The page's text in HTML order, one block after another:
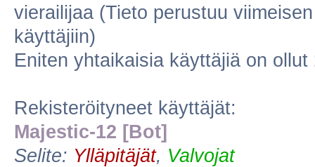
vierailijaa (Tieto perustuu
käyttäjiin)
Eniten yhtaikaisia käyttäjiä on ollut
Rekisteröityneet käyttäjät:
Majestic-12 [Bot]
Selite: Ylläpitäjät, Valvojat